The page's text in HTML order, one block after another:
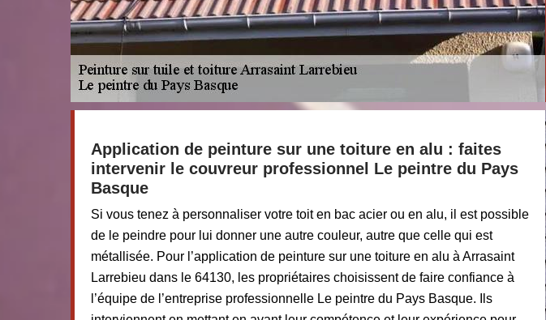
Application de peinture sur une toiture en alu : faites
intervenir le couvreur professionnel Le peintre du Pays
Basque
Si vous tenez à personnaliser votre toit en bac acier ou en alu, il est possible
de le peindre pour lui donner une autre couleur, autre que celle qui est
métallisée. Pour l’application de peinture sur une toiture en alu à Arrasaint
Larrebieu dans le 64130, les propriétaires choisissent de faire confiance à
l’équipe de l’entreprise professionnelle Le peintre du Pays Basque. Ils